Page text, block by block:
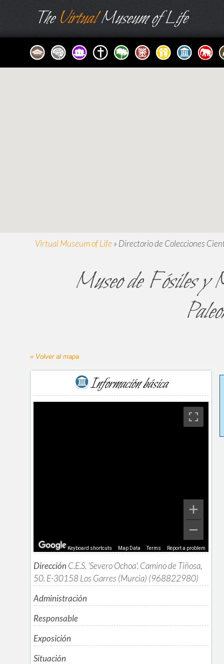
TheVirtualMuseum of Life
Virtual Museum of Life » Directorio de Colecciones
Museo de Fósiles y
« Volver al mapa
Información básica
Keyboard shortcuts Map Data Terms Report a problem
Dirección C.E.S. 'Severo Ochoa'. Camino de Tiñosa,
50. E-30158 Los Garres (Murcia) (968822980)
Administración
Responsable
Exposición
Situación